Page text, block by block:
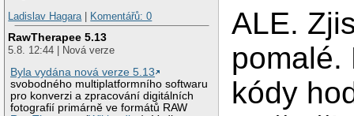
Ladislav Hagara| Komentářů: 0
RawTherapee 5.13
5.8. 12:44 | Nová verze
Byla vydána nová verze 5.13
svobodného multiplatformního softwaru
pro konverzi a zpracování digitálních
fotografií primárně ve formátů RAW
ALE.
pomalé.
kódy